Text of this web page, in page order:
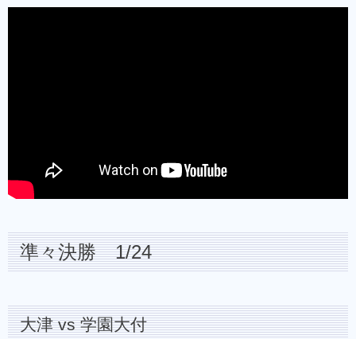
準々決勝 1/24
大津 vs 学園大付